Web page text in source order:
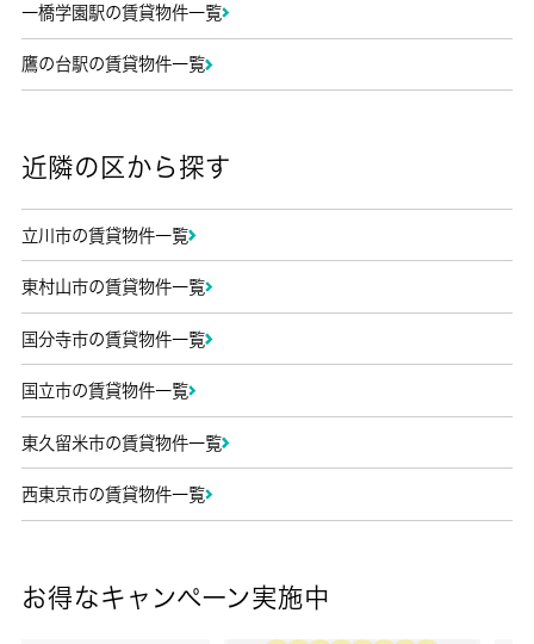
一橋学園駅の賃貸物件一覧
鷹の台駅の賃貸物件一覧
近隣の区から探す
立川市の賃貸物件一覧
東村山市の賃貸物件一覧
国分寺市の賃貸物件一覧
国立市の賃貸物件一覧
東久留米市の賃貸物件一覧
西東京市の賃貸物件一覧
お得なキャンペーン実施中